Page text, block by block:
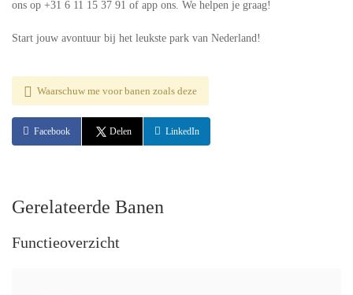
ons op +31 6 11 15 37 91 of app ons. We helpen je graag!
Start jouw avontuur bij het leukste park van Nederland!
Waarschuw me voor banen zoals deze
Facebook Delen LinkedIn
Gerelateerde Banen
Functieoverzicht